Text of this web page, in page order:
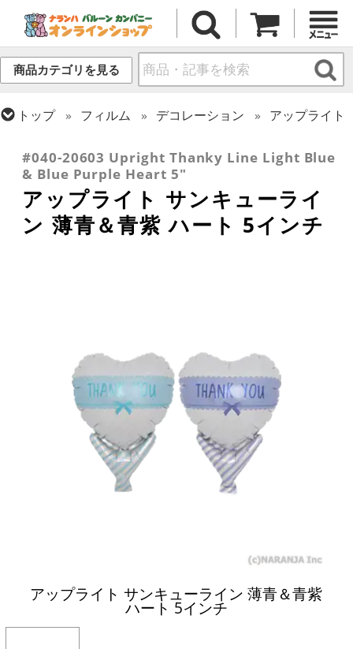
商品カテゴリを見る
トップ フィルム デコレーション
アップライト
#040-20603 Upright Thanky Line Light Blue
& Blue Purple Heart 5"
アップライト サンキューライ
ン 薄青＆青紫 ハート 5インチ
アップライト サンキューライン 薄青＆青紫
ハート 5インチ